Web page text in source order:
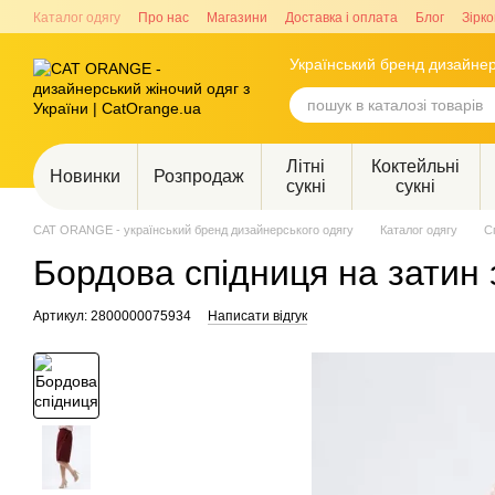
Перейти до основного контенту
Каталог одягу Про нас Магазини Доставка і оплата Блог
Український бренд
Новинки Розпродаж
Літні
сукні
Коктейльні
сукні
CAT ORANGE - український бренд дизайнерського одягу Каталог одягу
Бордова спідниця на
Артикул: 2800000075934 Написати відгук